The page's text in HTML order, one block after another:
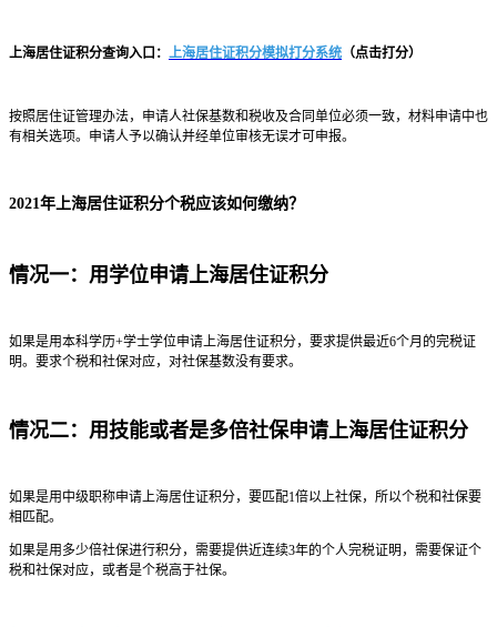
上海居住证积分查询入口： 上海居住证积分模拟打分系统 （点击打分）
按照居住证管理办法，申请人社保基数和税收及合同单位必须一致，材料申请中也
有相关选项。申请人予以确认并经单位审核无误才可申报。
2021年上海居住证积分个税应该如何缴纳？
情况一：用学位申请上海居住证积分
如果是用本科学历+学士学位申请上海居住证积分，要求提供最近6个月的完税证
明。要求个税和社保对应，对社保基数没有要求。
情况二：用技能或者是多倍社保申请上海居住证积分
如果是用中级职称申请上海居住证积分，要匹配1倍以上社保，所以个税和社保要
相匹配。
如果是用多少倍社保进行积分，需要提供近连续3年的个人完税证明，需要保证个
税和社保对应，或者是个税高于社保。